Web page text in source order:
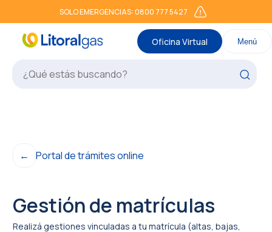
SOLO EMERGENCIAS: 0800 777 5427
Oficina Virtual Menú
← Portal de trámites online
Gestión de matrículas
Realizá gestiones vinculadas a tu matrícula (altas, bajas,